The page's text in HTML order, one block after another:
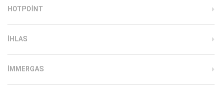
HOTPOINT
IHLAS
İMMERGAS